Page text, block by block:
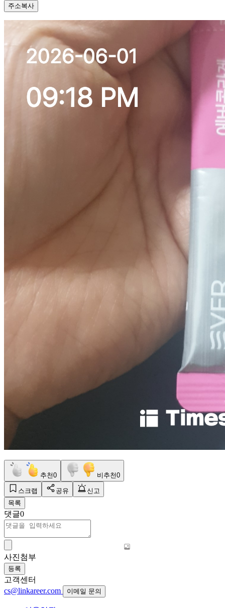
주소복사
추천0 비추천0
스크랩 공유
신고
목록
댓글0
사진첨부
등록
고객센터
cs@linkareer.com
이메일 문의